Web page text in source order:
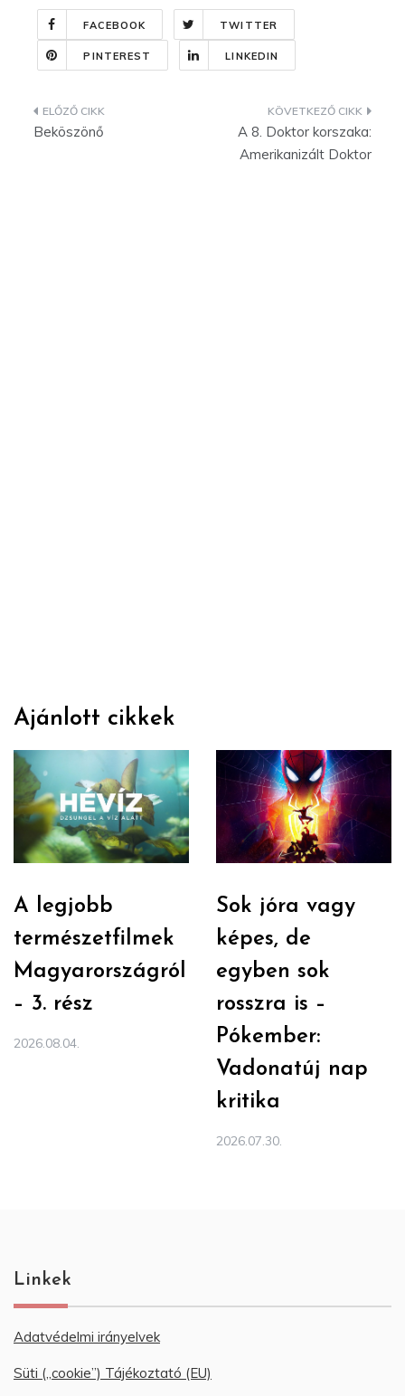
FACEBOOK TWITTER
PINTEREST LINKEDIN
Bejegyzés
Beköszönő
A 8. Doktor korszaka:
Amerikanizált Doktor
Ajánlott cikkek
A legjobb
természetfilmek
Magyarországról
– 3. rész
2026.08.04.
Sok jóra vagy
képes, de
egyben sok
rosszra is –
Pókember:
Vadonatúj nap
kritika
2026.07.30.
Linkek
Adatvédelmi irányelvek
Süti („cookie”) Tájékoztató (EU)